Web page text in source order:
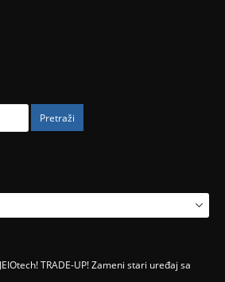
Pretraži
JEIOtech! TRADE-UP! Zameni stari uređaj sa